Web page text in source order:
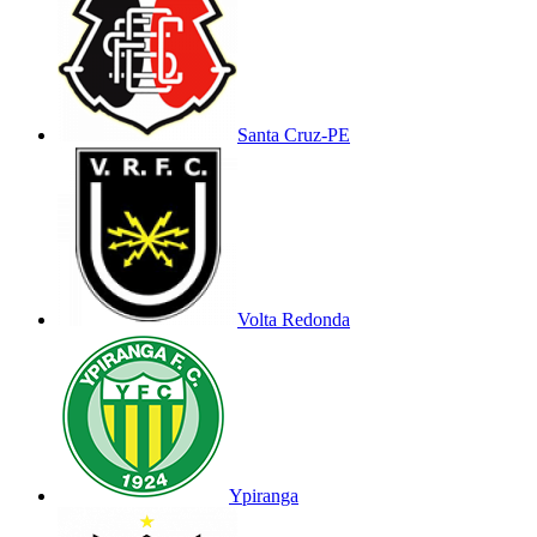
Santa Cruz-PE
Volta Redonda
Ypiranga